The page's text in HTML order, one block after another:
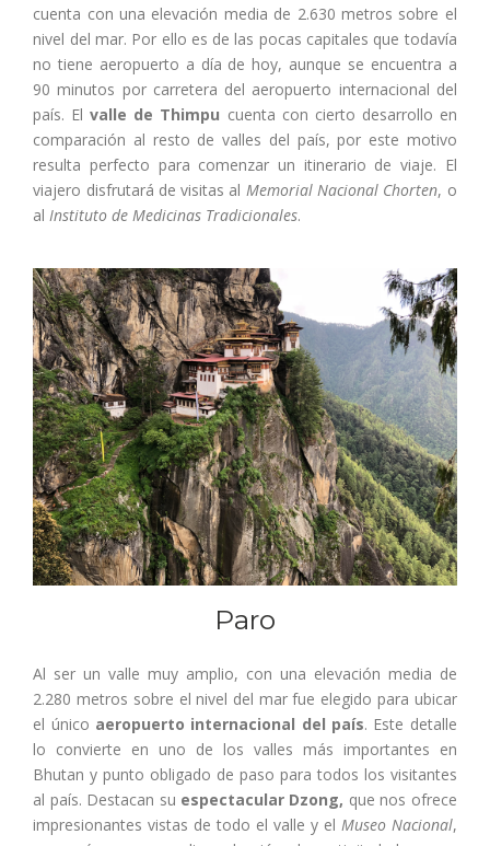
cuenta con una elevación media de 2.630 metros sobre el
nivel del mar. Por ello es de las pocas capitales que todavía
no tiene aeropuerto a día de hoy, aunque se encuentra a
90 minutos por carretera del aeropuerto internacional del
país. Elvalle de Thimpu cuenta con cierto desarrollo en
comparación al resto de valles del país, por este motivo
resulta perfecto para comenzar un itinerario de viaje. El
viajero disfrutará de visitas al Memorial Nacional Chorten, o
al Instituto de Medicinas Tradicionales.
Paro
Al ser un valle muy amplio, con una elevación media de
2.280 metros sobre el nivel del mar fue elegido para ubicar
el único aeropuerto internacional del país. Este detalle
lo convierte en uno de los valles más importantes en
Bhutan y punto obligado de paso para todos los visitantes
al país. Destacan su espectacular Dzong, que nos ofrece
impresionantes vistas de todo el valle y el Museo Nacional,